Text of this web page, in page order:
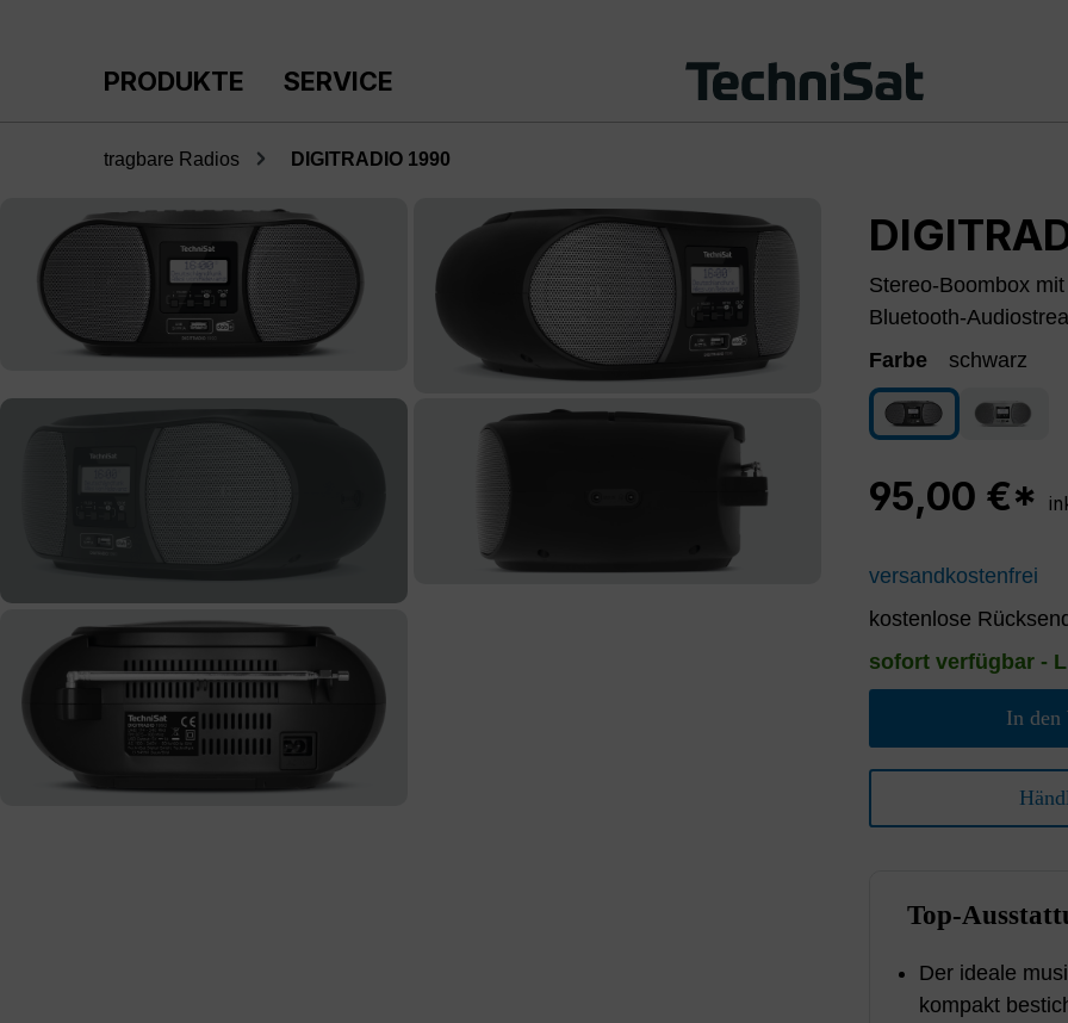
PRODUKTE SERVICE
tragbare Radios DIGITRADIO 1990
Bildergalerie überspringen
Stereo-Boombox
Bluetooth-
Farbe
schwarz
schwarz silber
95,00 €*
versandkostenfrei
kostenlose
sofort verfügbar -
In den
Top-
Der ideale
kompakt